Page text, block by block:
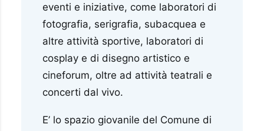
eventi e iniziative, come laboratori di
fotografia, serigrafia, subacquea e
altre attività sportive, laboratori di
cosplay e di disegno artistico e
cineforum, oltre ad attività teatrali e
concerti dal vivo.
E’ lo spazio giovanile del Comune di